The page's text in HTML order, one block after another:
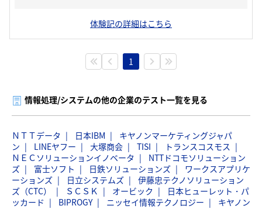
体験記の詳細はこちら
1
情報処理/システムの他の企業のテスト一覧を見る
ＮＴＴデータ 日本IBM
キヤノンマーケティングジャパ
ン
LINEヤフー 大塚商会 TISI
トランスコスモス
ＮＥＣソリューションイノベータ
NTTドコモソリューション
ズ
富士ソフト 日鉄ソリューションズ
ワークスアプリケ
ーションズ
日立システムズ
伊藤忠テクノソリューション
ズ（CTC）
ＳＣＳＫ オービック
日本ヒューレット・パ
ッカード
BIPROGY ニッセイ情報テクノロジー
キヤノン